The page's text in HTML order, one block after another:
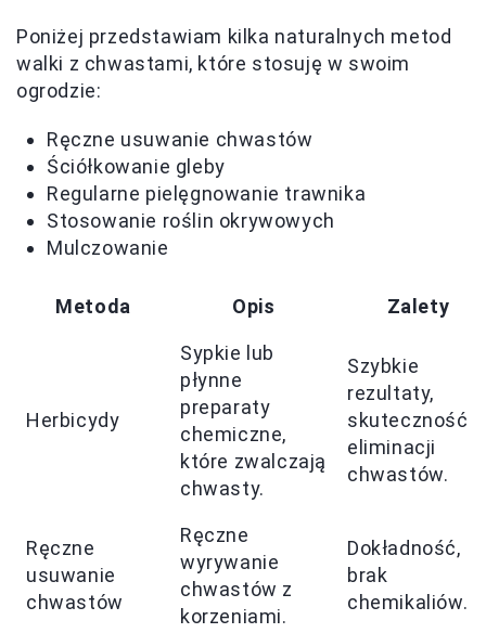
Poniżej przedstawiam kilka naturalnych metod
walki z chwastami, które stosuję w swoim
ogrodzie:
Ręczne usuwanie chwastów
Ściółkowanie gleby
Regularne pielęgnowanie trawnika
Stosowanie roślin okrywowych
Mulczowanie
Metoda Opis Zalety
Herbicydy
Sypkie lub
płynne
preparaty
chemiczne,
które zwalczają
chwasty.
Szybkie
rezultaty,
skuteczność
eliminacji
chwastów.
Ręczne
usuwanie
chwastów
Ręczne
wyrywanie
chwastów z
korzeniami.
Dokładność,
brak
chemikaliów.